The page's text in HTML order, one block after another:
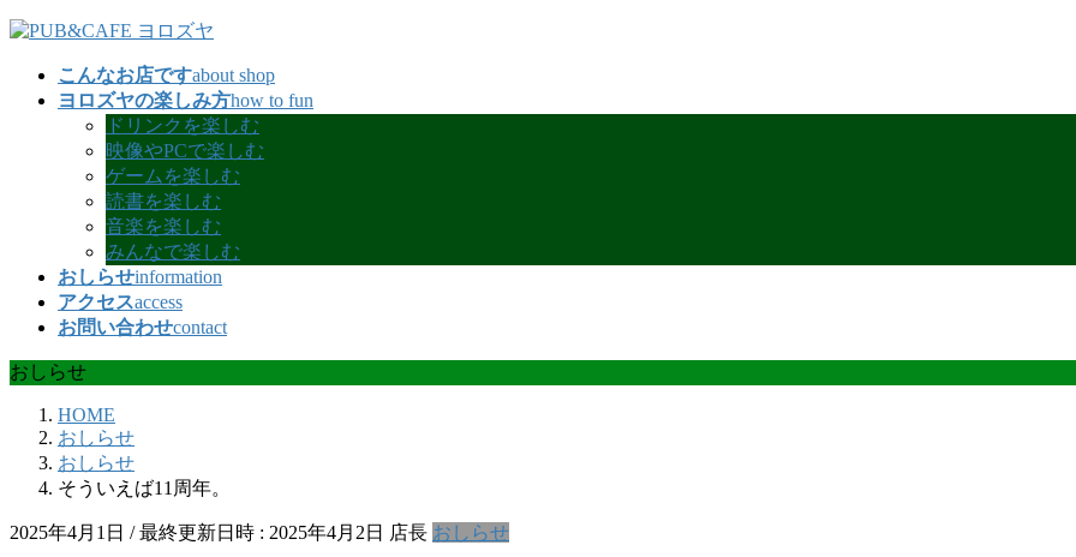
コ
ナ
こんなお店ですabout shop
ヨロズヤの楽しみ方how to fun
ドリンクを楽しむ
映像やPCで楽しむ
ゲームを楽しむ
読書を楽しむ
音楽を楽しむ
みんなで楽しむ
おしらせinformation
アクセスaccess
お問い合わせcontact
おしらせ
HOME
おしらせ
おしらせ
そういえば11周年。
2025年4月1日 / 最終更新日時 : 2025年4月2日 店長 おしらせ